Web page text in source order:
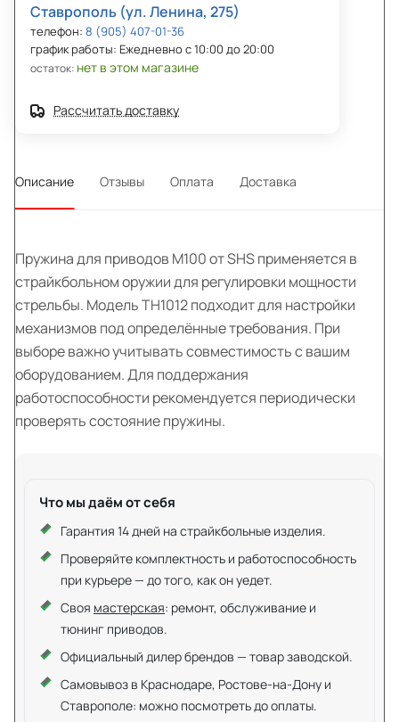
Ставрополь (ул. Ленина, 275)
телефон: 8 (905) 407-01-36
график работы: Ежедневно с 10:00 до 20:00
остаток: нет в этом магазине
Рассчитать доставку
Описание Отзывы Оплата Доставка
Пружина для приводов M100 от SHS применяется в
страйкбольном оружии для регулировки мощности
стрельбы. Модель TH1012 подходит для настройки
механизмов под определённые требования. При
выборе важно учитывать совместимость с вашим
оборудованием. Для поддержания
работоспособности рекомендуется периодически
проверять состояние пружины.
Что мы даём от себя
Гарантия 14 дней на страйкбольные изделия.
Проверяйте комплектность и работоспособность
при курьере — до того, как он уедет.
Своя мастерская: ремонт, обслуживание и
тюнинг приводов.
Официальный дилер брендов — товар заводской.
Самовывоз в Краснодаре, Ростове-на-Дону и
Ставрополе: можно посмотреть до оплаты.